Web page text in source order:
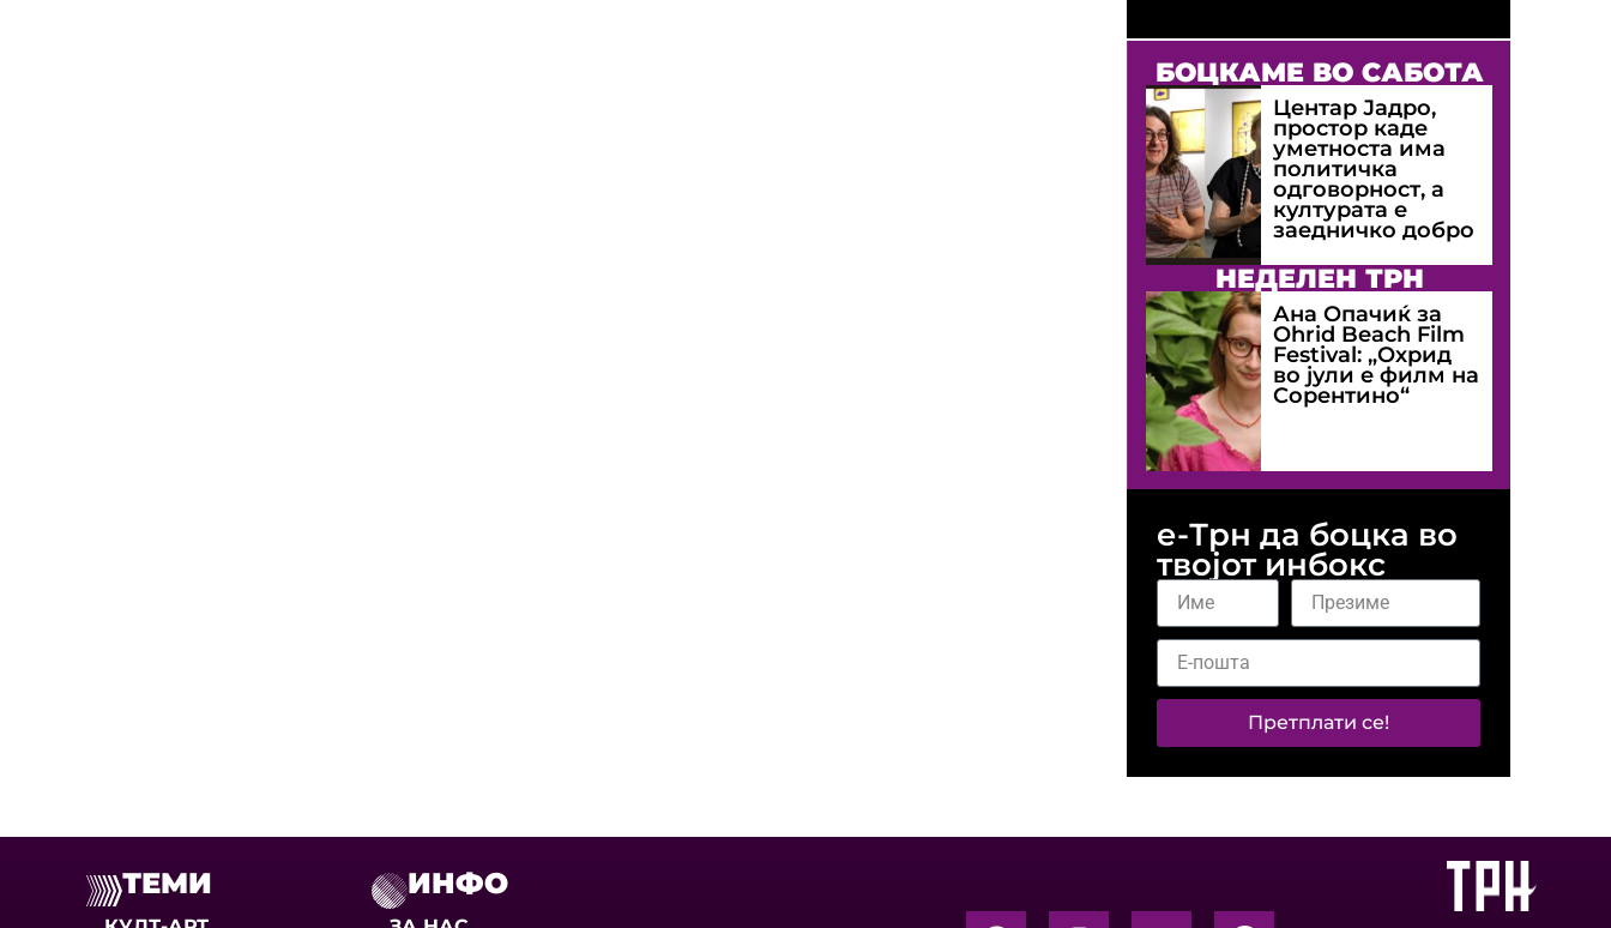
БОЦКАМЕ ВО САБОТА
Центар Јадро,
простор каде
уметноста има
политичка
одговорност, а
културата е
заедничко добро
НЕДЕЛЕН ТРН
Ана Опачиќ за
Оhrid Beach Film
Festival: „Охрид
во јули е филм на
Сорентино“
е-Трн да боцка во
твојот инбокс
Претплати се!
ТЕМИ ИНФО